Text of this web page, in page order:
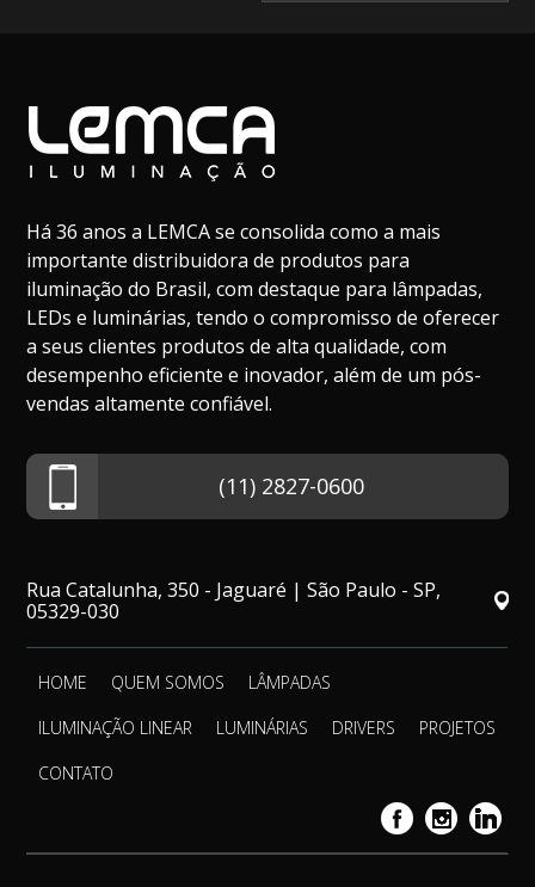
Há 36 anos a LEMCA se consolida como a mais
importante distribuidora de produtos para
iluminação do Brasil, com destaque para lâmpadas,
LEDs e luminárias, tendo o compromisso de oferecer
a seus clientes produtos de alta qualidade, com
desempenho eficiente e inovador, além de um pós-
vendas altamente confiável.
(11) 2827-0600
Rua Catalunha, 350 - Jaguaré | São Paulo - SP,
05329-030
HOME QUEM SOMOS
LÂMPADAS
ILUMINAÇÃO LINEAR
LUMINÁRIAS DRIVERS
PROJETOS
CONTATO